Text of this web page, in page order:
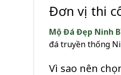
Đơn vị thi
Mộ Đá Đẹp Ninh
đá truyền thống
Vì sao nên